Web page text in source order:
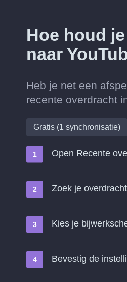
Hoe houd
naar
Heb je net een
recente overdracht
Gratis (1 synchronisatie)
Open Recente
Zoek je
Kies je
Bevestig de